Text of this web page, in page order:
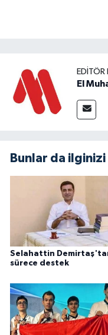
EDITÖR
El
Bunlar da
Selahattin
sürece destek